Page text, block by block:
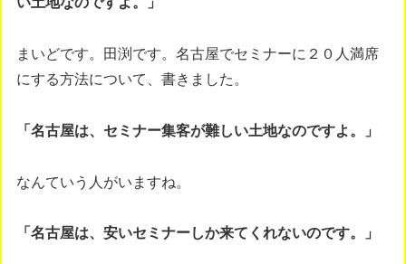
まいどです。田渕です。名古屋でセミナーに２０人満席
にする方法について、書きました。
「名古屋は、セミナー集客が難しい土地なのですよ。」
なんていう人がいますね。
「名古屋は、安いセミナーしか来てくれないのです。」